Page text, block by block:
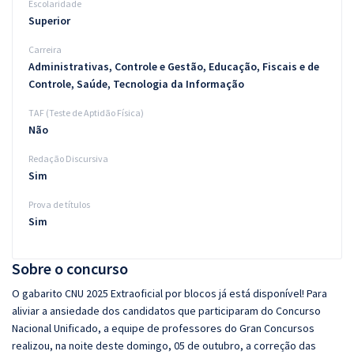
Sobre o concurso
O gabarito CNU 2025 Extraoficial por blocos já está disponível! Para
aliviar a ansiedade dos candidatos que participaram do Concurso
Nacional Unificado, a equipe de professores do Gran Concursos
realizou, na noite deste domingo, 05 de outubro, a correção das
Escolaridade
Superior
Carreira
Administrativas, Controle e Gestão, Educação, Fiscais e de
Controle, Saúde, Tecnologia da Informação
TAF (Teste de Aptidão Física)
Não
Redação Discursiva
Sim
Prova de títulos
Sim